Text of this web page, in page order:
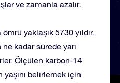
ve zamanla azalır.
yaklaşık 5730 yıldır.
kadar sürede yarı
Ölçülen karbon-14
belirlemek için